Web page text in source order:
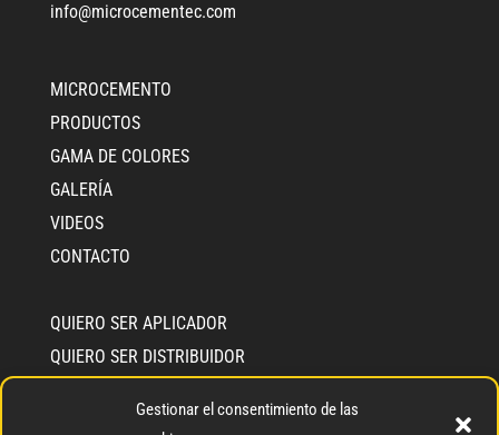
Gestionar el consentimiento de las
info@microcementec.com
MICROCEMENTO
PRODUCTOS
GAMA DE COLORES
GALERÍA
VIDEOS
CONTACTO
QUIERO SER APLICADOR
QUIERO SER DISTRIBUIDOR